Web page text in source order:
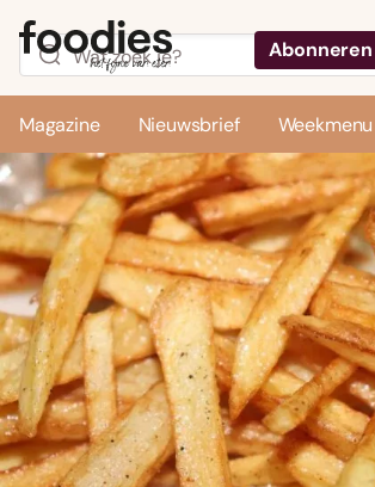
Abonneren
Magazine Nieuwsbrief Weekmenu